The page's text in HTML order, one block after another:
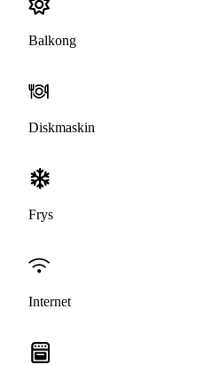
Balkong
Diskmaskin
Frys
Internet